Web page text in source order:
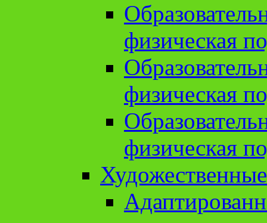
физическая
физическая
физическая
Художественные